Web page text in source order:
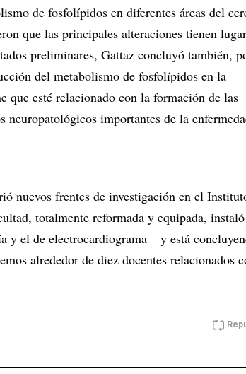
de fosfolípidos en diferentes áreas del
que las principales alteraciones tienen
preliminares, Gattaz concluyó también,
del metabolismo de fosfolípidos en la
que esté relacionado con la formación de las
neuropatológicos importantes de la
nuevos frentes de investigación en el
totalmente reformada y equipada,
y el de electrocardiograma – y está
alrededor de diez docentes relacionados